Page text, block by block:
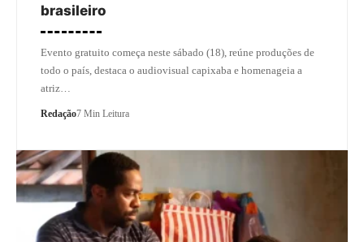
brasileiro
Evento gratuito começa neste sábado (18), reúne produções de
todo o país, destaca o audiovisual capixaba e homenageia a
atriz…
Redação7 Min Leitura